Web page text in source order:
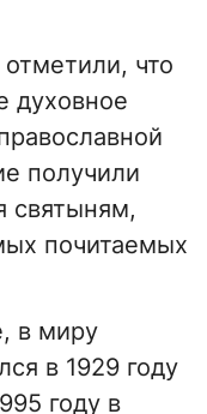
что
духовное
получили
святыням,
почитаемых
в миру
в 1929 году
году в